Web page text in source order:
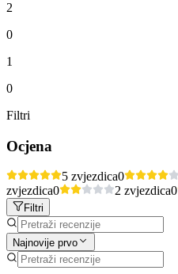
2
0
1
0
Filtri
Ocjena
5 zvjezdica0
zvjezdica0 2 zvjezdica0
Filtri
Najnovije prvo